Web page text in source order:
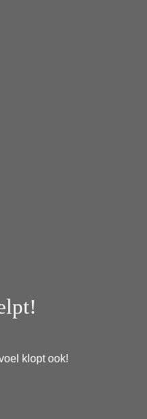
klopt ook!